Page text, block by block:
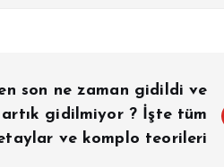
en son ne zaman gidildi ve
artık gidilmiyor ? İşte tüm
ve komplo teorileri